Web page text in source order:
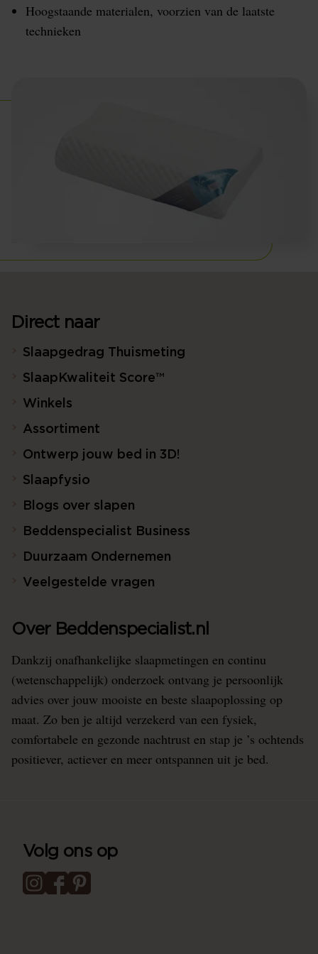
Hoogstaande materialen, voorzien van de laatste
technieken
Direct naar
Slaapgedrag Thuismeting
SlaapKwaliteit Score™
Winkels
Assortiment
Ontwerp jouw bed in 3D!
Slaapfysio
Blogs over slapen
Beddenspecialist Business
Duurzaam Ondernemen
Veelgestelde vragen
Over Beddenspecialist.nl
Dankzij onafhankelijke slaapmetingen en continu
(wetenschappelijk) onderzoek ontvang je persoonlijk
advies over jouw mooiste en beste slaapoplossing op
maat. Zo ben je altijd verzekerd van een fysiek,
comfortabele en gezonde nachtrust en stap je ’s ochtends
positiever, actiever en meer ontspannen uit je bed.
Volg ons op